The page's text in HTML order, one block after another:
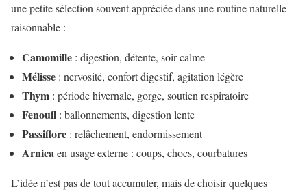
une petite sélection souvent appréciée dans une routine naturelle
raisonnable :
Camomille : digestion, détente, soir calme
Mélisse : nervosité, confort digestif, agitation légère
Thym : période hivernale, gorge, soutien respiratoire
Fenouil : ballonnements, digestion lente
Passiflore : relâchement, endormissement
Arnicaen usage externe : coups, chocs, courbatures
L’idée n’est pas de tout accumuler, mais de choisir quelques